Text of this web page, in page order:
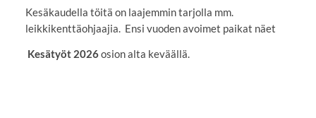
Kesäkaudella töitä on laajemmin tarjolla mm.
leikkikenttäohjaajia. Ensi vuoden avoimet paikat näet
Kesätyöt 2026osion alta keväällä.